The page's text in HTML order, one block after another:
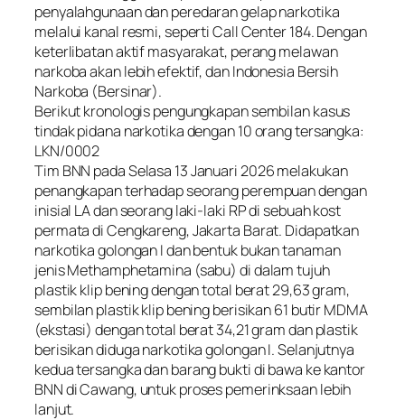
penyalahgunaan dan peredaran gelap narkotika
melalui kanal resmi, seperti Call Center 184. Dengan
keterlibatan aktif masyarakat, perang melawan
narkoba akan lebih efektif, dan Indonesia Bersih
Narkoba (Bersinar).
Berikut kronologis pengungkapan sembilan kasus
tindak pidana narkotika dengan 10 orang tersangka:
LKN/0002
Tim BNN pada Selasa 13 Januari 2026 melakukan
penangkapan terhadap seorang perempuan dengan
inisial LA dan seorang laki-laki RP di sebuah kost
permata di Cengkareng, Jakarta Barat. Didapatkan
narkotika golongan I dan bentuk bukan tanaman
jenis Methamphetamina (sabu) di dalam tujuh
plastik klip bening dengan total berat 29,63 gram,
sembilan plastik klip bening berisikan 61 butir MDMA
(ekstasi) dengan total berat 34,21 gram dan plastik
berisikan diduga narkotika golongan I. Selanjutnya
kedua tersangka dan barang bukti di bawa ke kantor
BNN di Cawang, untuk proses pemerinksaan lebih
lanjut.